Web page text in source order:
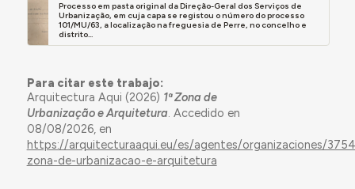
Processo em pasta original da Direção-Geral dos Serviços de
Urbanização, em cuja capa se registou o número do processo
101/MU/63, a localização na freguesia de Perre, no concelho e
distrito...
Para citar este trabajo:
Arquitectura Aqui (2026) 1ª Zona de
Urbanização e Arquitetura. Accedido en
08/08/2026, en
https://arquitecturaaqui.eu/es/agentes/organizaciones/
zona-de-urbanizacao-e-arquitetura